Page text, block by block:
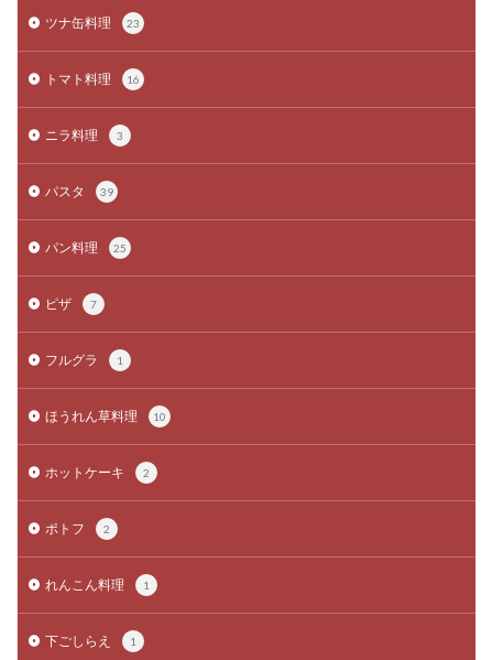
ツナ缶料理 23
トマト料理 16
ニラ料理 3
パスタ 39
パン料理 25
ピザ 7
フルグラ 1
ほうれん草料理 10
ホットケーキ 2
ポトフ 2
れんこん料理 1
下ごしらえ 1